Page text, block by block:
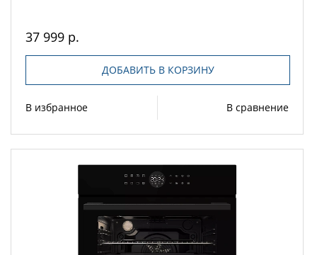
37 999 р.
ДОБАВИТЬ В КОРЗИНУ
В избранное В сравнение